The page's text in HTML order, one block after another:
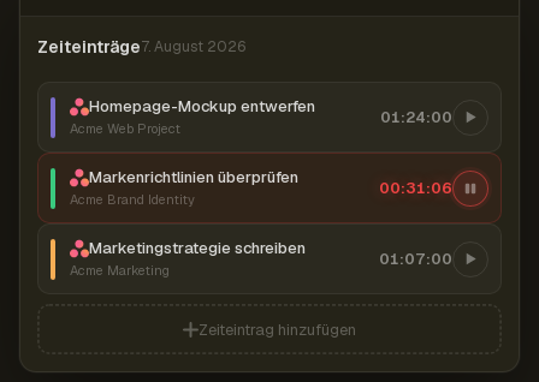
Zeiteinträge7. August 2026
Homepage-Mockup entwerfen
Acme Web Project
01:24:00
Markenrichtlinien überprüfen
Acme Brand Identity
00:31:06
Marketingstrategie schreiben
Acme Marketing
01:07:00
Zeiteintrag hinzufügen